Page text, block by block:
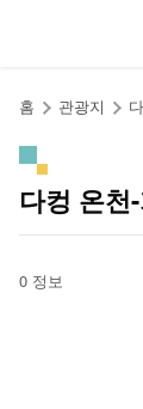
홈 관광지
다컹 온천
0 정보